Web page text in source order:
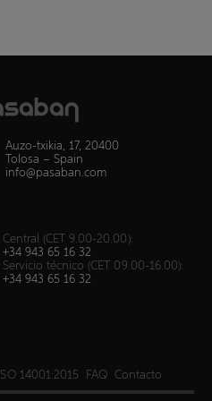
Auzo-txikia, 17, 20400
Tolosa – Spain
info@pasaban.com
Central (CET 9.00-20.00):
+34 943 65 16 32
Servicio técnico (CET 09.00-16.00):
+34 943 65 16 32
ISO 14001:2015 FAQ Contacto